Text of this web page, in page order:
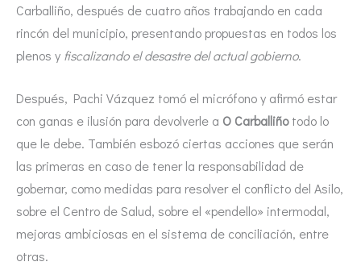
Carballiño, después de cuatro años trabajando en cada
rincón del municipio, presentando propuestas en todos los
plenos y fiscalizando el desastre del actual gobierno.
Después, Pachi Vázquez tomó el micrófono y afirmó estar
con ganas e ilusión para devolverle a O Carballiñotodo lo
que le debe. También esbozó ciertas acciones que serán
las primeras en caso de tener la responsabilidad de
gobernar, como medidas para resolver el conflicto del Asilo,
sobre el Centro de Salud, sobre el «pendello» intermodal,
mejoras ambiciosas en el sistema de conciliación, entre
otras.